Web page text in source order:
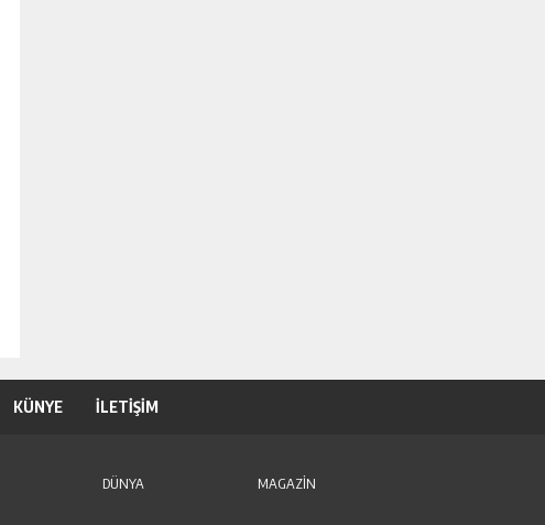
KÜNYE İLETİŞİM
DÜNYA
MAGAZİN